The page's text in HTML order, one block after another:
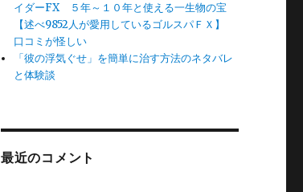
イダーFX ５年～１０年と使える一生物の宝
【述べ9852人が愛用しているゴルスパＦＸ】
口コミが怪しい
「彼の浮気ぐせ」を簡単に治す方法のネタバレ
と体験談
最近のコメント